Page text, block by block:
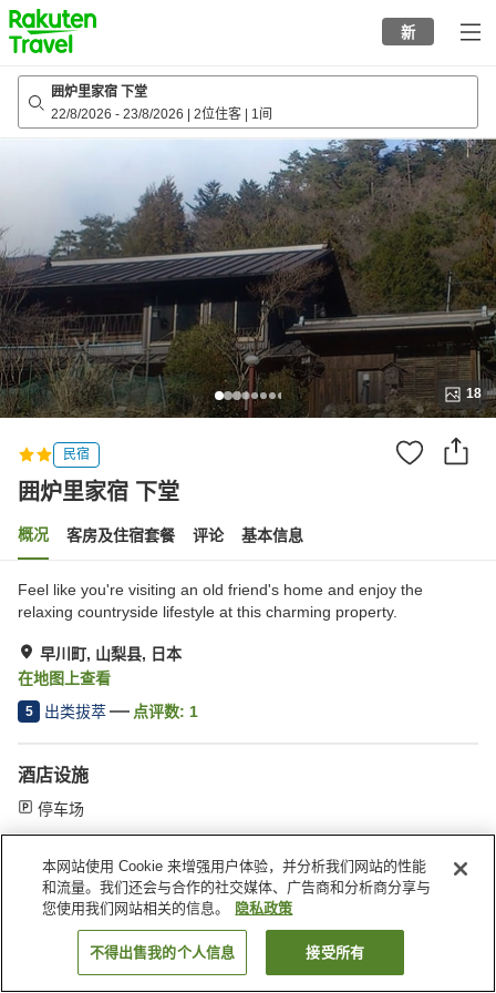
to
top
page
新
囲炉里家宿 下堂
22/8/2026 - 23/8/2026 2位住客 1间
18
民宿
囲炉里家宿 下堂
概况 客房及住宿套餐 评论 基本信息
Feel like you're visiting an old friend's home and enjoy the
relaxing countryside lifestyle at this charming property.
早川町, 山梨县, 日本
在地图上查看
5 出类拔萃 点评数: 1
酒店设施
停车场
首页 日本 山梨县 早川町 囲炉里家宿 下堂
搜索客房
本网站使用 Cookie 来增强用户体验，并分析我们网站的性能
和流量。我们还会与合作的社交媒体、广告商和分析商分享与
您使用我们网站相关的信息。
隐私政策
不得出售我的个人信息 接受所有